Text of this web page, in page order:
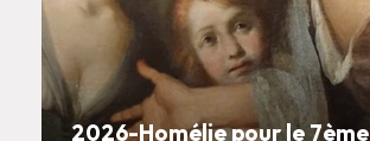
2026-Homélie pour le 7ème